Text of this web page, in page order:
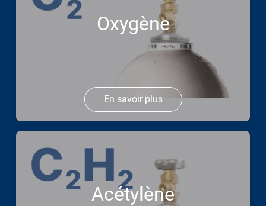
Oxygène
En savoir plus
Acétylène